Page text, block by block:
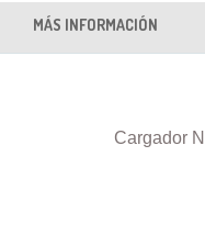
Cargador
MÁS INFORMACIÓN